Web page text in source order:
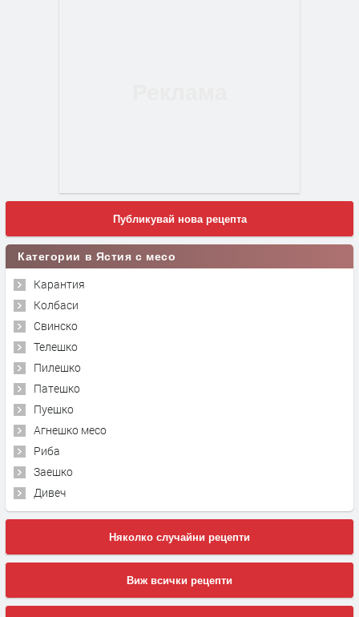
Публикувай нова рецепта
Категории в Ястия с месо
Карантия
Колбаси
Свинско
Телешко
Пилешко
Патешко
Пуешко
Агнешко месо
Риба
Заешко
Дивеч
Няколко случайни рецепти
Виж всички рецепти